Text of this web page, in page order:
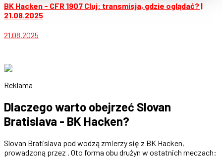
BK Hacken - CFR 1907 Cluj: transmisja, gdzie oglądać? |
21.08.2025
21.08.2025
Reklama
Dlaczego warto obejrzeć Slovan
Bratislava - BK Hacken?
Slovan Bratislava pod wodzą zmierzy się z BK Hacken,
prowadzoną przez . Oto forma obu drużyn w ostatnich meczach: